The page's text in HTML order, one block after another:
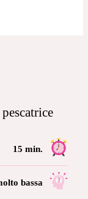
15 min.
bassa